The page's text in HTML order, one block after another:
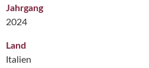
Jahrgang
2024
Land
Italien